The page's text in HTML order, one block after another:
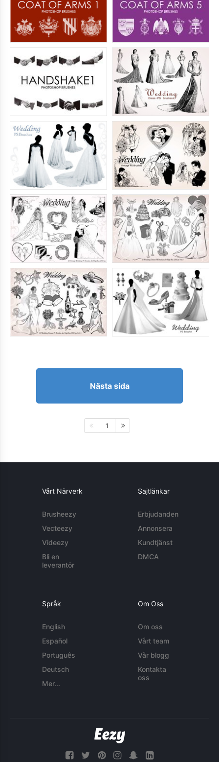
Nästa sida
1
Vårt Närverk
Brusheezy
Vecteezy
Videezy
Bli en
leverantör
Sajtlänkar
Erbjudanden
Annonsera
Kundtjänst
DMCA
Språk
English
Español
Português
Deutsch
Mer...
Om Oss
Om oss
Vårt team
Vår blogg
Kontakta
oss